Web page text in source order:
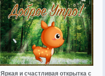
Яркая и счастливая открытка с